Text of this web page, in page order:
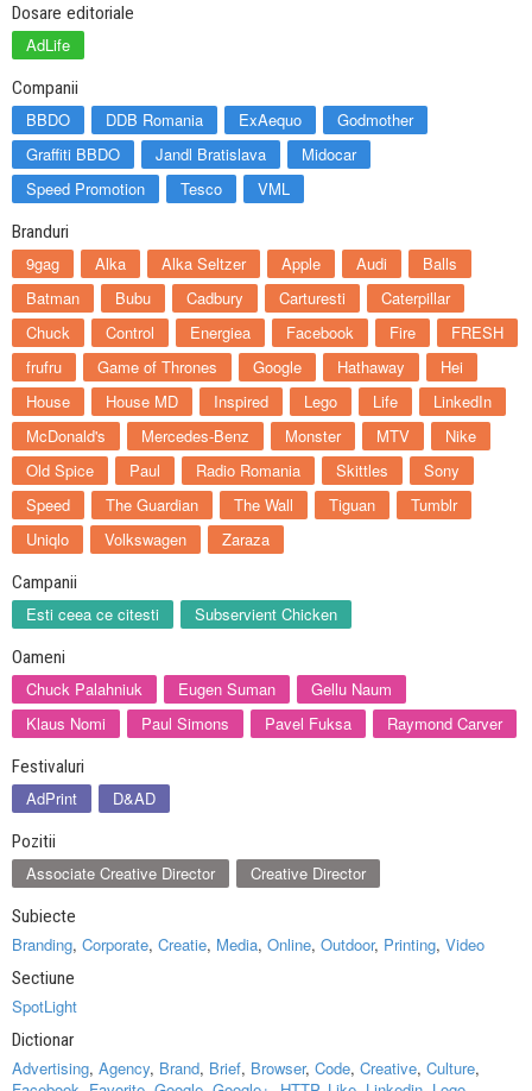
Dosare editoriale
AdLife
Companii
BBDO DDB Romania ExAequo
Godmother
Graffiti BBDO
Jandl Bratislava
Midocar
Speed Promotion
Tesco VML
Branduri
9gag Alka Alka Seltzer Apple Audi
Balls
Batman
Bubu Cadbury Carturesti
Caterpillar
Chuck
Control Energiea Facebook Fire
FRESH
frufru
Game of Thrones Google Hathaway
Hei
House
House MD Inspired Lego Life
LinkedIn
McDonald's
Mercedes-Benz Monster MTV
Nike
Old Spice
Paul Radio Romania Skittles
Sony
Speed
The Guardian The Wall Tiguan
Tumblr
Uniqlo
Volkswagen Zaraza
Campanii
Esti ceea ce citesti Subservient Chicken
Oameni
Chuck Palahniuk Eugen Suman
Gellu Naum
Klaus Nomi
Paul Simons Pavel Fuksa Raymond Carver
Festivaluri
AdPrint D&AD
Pozitii
Associate Creative Director Creative Director
Subiecte
Branding, Corporate, Creatie, Media, Online, Outdoor, Printing, Video
Sectiune
SpotLight
Dictionar
Advertising, Agency, Brand, Brief, Browser, Code, Creative, Culture,